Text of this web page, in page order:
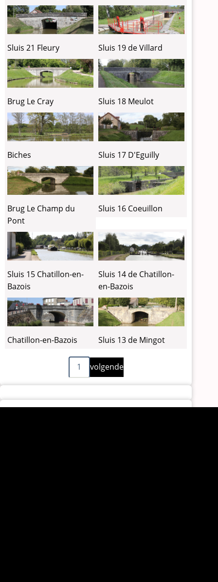
Sluis 21 Fleury Sluis 19 de Villard
Brug Le Cray Sluis 18 Meulot
Biches Sluis 17 D'Eguilly
Brug Le Champ du
Pont
Sluis 16 Coeuillon
Sluis 15 Chatillon-en-
Bazois
Sluis 14 de Chatillon-
en-Bazois
Chatillon-en-Bazois Sluis 13 de Mingot
1
Volgende
pagina
volgende